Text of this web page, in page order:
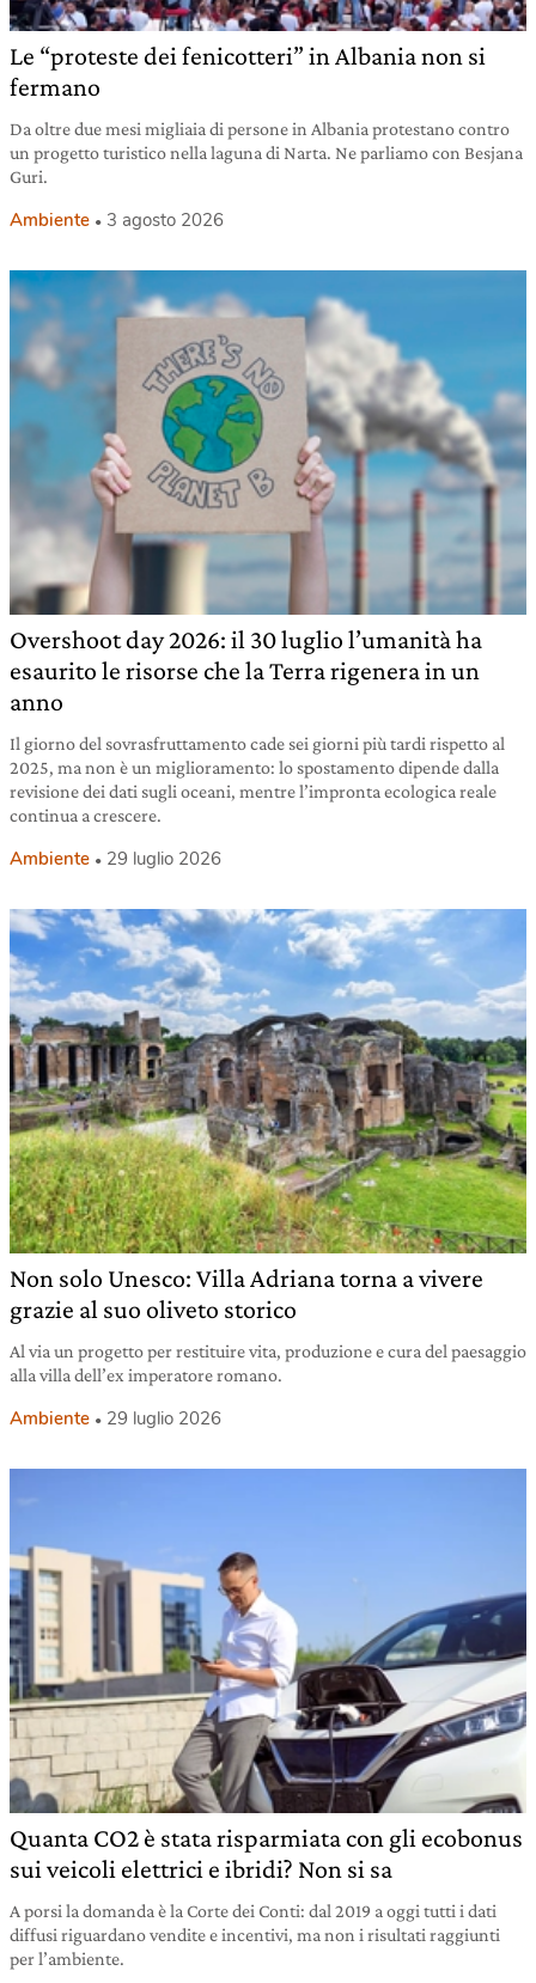
Le “proteste dei fenicotteri” in Albania non si
fermano
Da oltre due mesi migliaia di persone in Albania protestano contro
un progetto turistico nella laguna di Narta. Ne parliamo con Besjana
Guri.
Ambiente 3 agosto 2026
Overshoot day 2026: il 30 luglio l’umanità ha
esaurito le risorse che la Terra rigenera in un
anno
Il giorno del sovrasfruttamento cade sei giorni più tardi rispetto al
2025, ma non è un miglioramento: lo spostamento dipende dalla
revisione dei dati sugli oceani, mentre l’impronta ecologica reale
continua a crescere.
Ambiente 29 luglio 2026
Non solo Unesco: Villa Adriana torna a vivere
grazie al suo oliveto storico
Al via un progetto per restituire vita, produzione e cura del paesaggio
alla villa dell’ex imperatore romano.
Ambiente 29 luglio 2026
Quanta CO2 è stata risparmiata con gli ecobonus
sui veicoli elettrici e ibridi? Non si sa
A porsi la domanda è la Corte dei Conti: dal 2019 a oggi tutti i dati
diffusi riguardano vendite e incentivi, ma non i risultati raggiunti
per l’ambiente.